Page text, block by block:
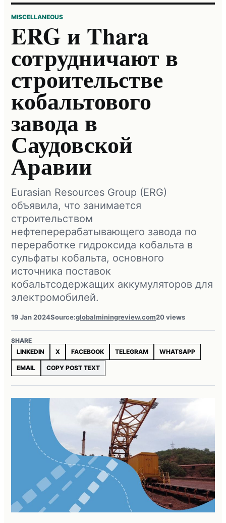
MISCELLANEOUS
ERG и Thara
сотрудничают в
строительстве
кобальтового
завода в
Саудовской
Аравии
Eurasian Resources Group (ERG)
объявила, что занимается
строительством
нефтеперерабатывающего завода по
переработке гидроксида кобальта в
сульфаты кобальта, основного
источника поставок
кобальтсодержащих аккумуляторов для
электромобилей.
19 Jan 2024Source:globalminingreview.com20 views
SHARE
LINKEDIN
X FACEBOOK TELEGRAM WHATSAPP
EMAIL COPY POST TEXT